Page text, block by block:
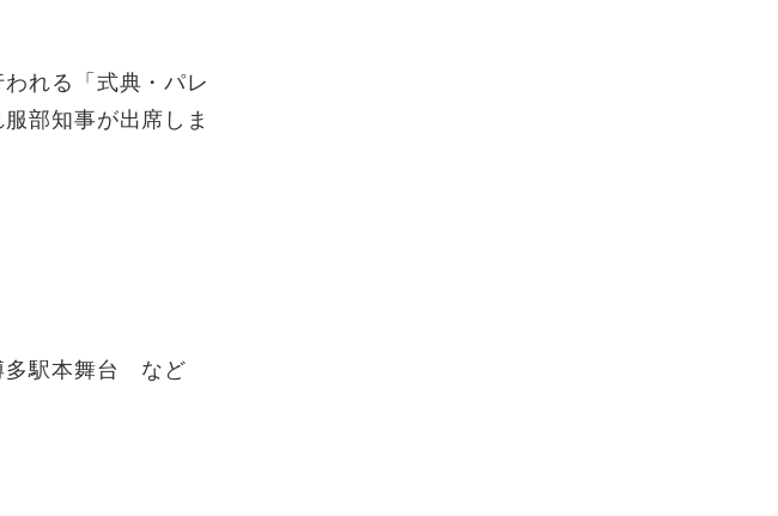
れる「式典・パレ
部知事が出席しま
駅本舞台 など